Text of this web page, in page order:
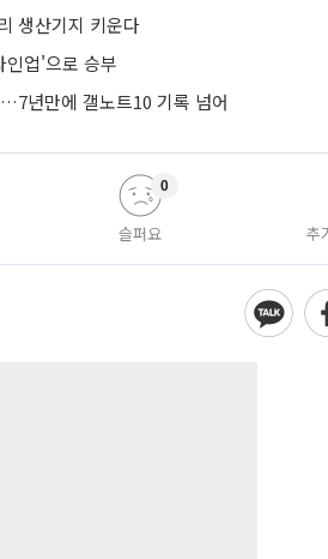
생산기지 키운다
업'으로 승부
년만에 갤노트10 기록 넘어
슬퍼요
0
추